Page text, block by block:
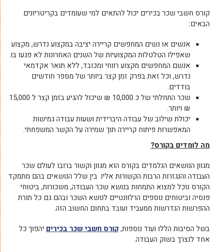
קורס חשבי שכר בכירים יכול להתאים למי שעומדים בקריטריונים
הבאים:
אנשים או נשים המחפשים קריירה יציבה במקצוע נדרש, מקצוע
שאפילו הטלטלות המקצועיות של השנים האחרונות לא פגעו בו.
אנשם המחפשים מקצוע רווחי ומכובד, ללא תואר אקדמאי
נדרש, וכל זאת בפרק זמן קצר ביותר של מספר חודשים
בודדים.
שכר התחלתי של כ 10,000 ₪ שיכול להגיע בזמן קצר ל 15,000
₪ ויותר.
יכולת שילוב של עבודה היברידית ושעות עבודה גמישות
המאפשרות פיתוח קריירה תוך שמירה על הקשר המשפחתי.
מה לומדים בקורס?
מגוון הנושאים הנלמדים בקורס הוא מגוון וקשור ברובו לעולם שכר
העבודה והנגזרות הרבות הקשורות אליו. בין שלל הנושאים בהם מתמקד
הקורס נוכל למצוא התמחות בנושא שכר העבודה, משכורות, ביטוחי
פנסיה וביטוחים נוספים הרלוונטיים לנושא השכר ובהם גם כל תורת
ההפרשות הנדרשות ממעביד ועובד בתחום החשוב הזה.
בשל הסיבות הללו ועוד נוספות,קורס חשבי שכר בכירים יהפוך כל
אחד לנצרך בשוק העבודה.